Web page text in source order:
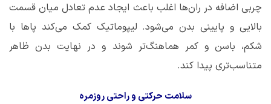
چربی اضافه در ران‌ها اغلب باعث ایجاد عدم تعادل میان قسمت
بالایی و پایینی بدن می‌شود. لیپوماتیک کمک می‌کند پاها با
شکم، باسن و کمر هماهنگ‌تر شوند و در نهایت بدن ظاهر
متناسب‌تری پیدا کند.
سلامت حرکتی و راحتی روزمره